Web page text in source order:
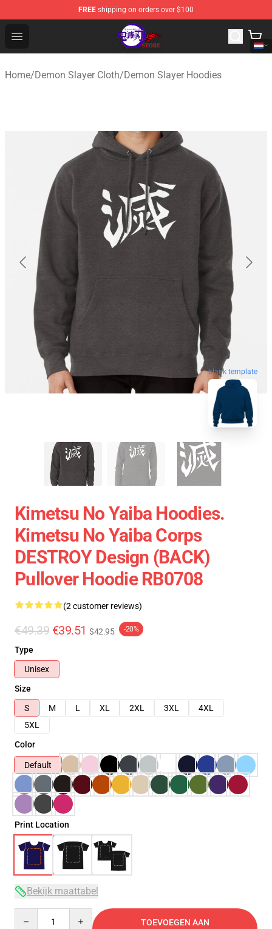
FREE shipping on orders over $100
Open menu
Kimetsu no Yaiba Store - Official Kimetsu no Yaiba
Home/Demon Slayer Cloth/Demon Slayer Hoodies
blank template
Kimetsu No Yaiba Hoodies.
Kimetsu No Yaiba Corps
DESTROY Design (BACK)
Pullover Hoodie RB0708
(2 customer reviews)
€49.39 €39.51 $42.95 -20%
Type
Unisex
Size
S
M L XL 2XL 3XL
4XL
5XL
Color
Default
Print Location
Bekijk maattabel
TOEVOEGEN AAN